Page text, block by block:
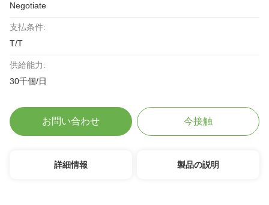
Negotiate
支払条件:
T/T
供給能力:
30千個/日
お問い合わせ 今接触
詳細情報 製品の説明